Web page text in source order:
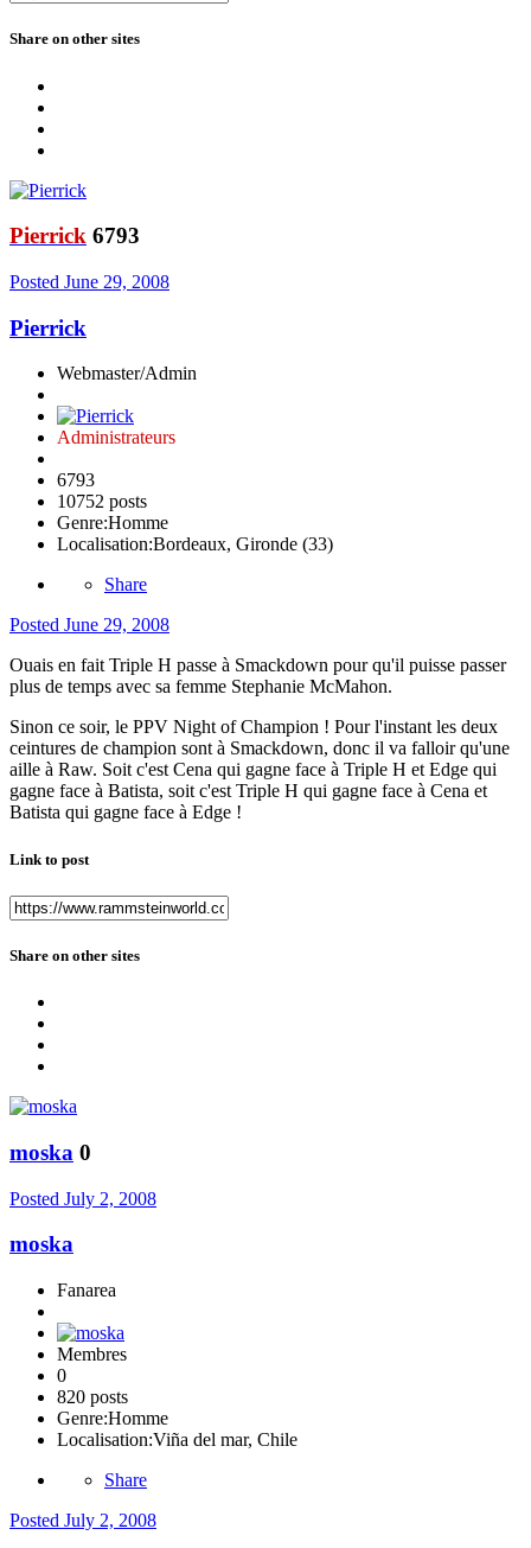
Share on other sites
Pierrick 6793
Posted June 29, 2008
Pierrick
Webmaster/Admin
Administrateurs
6793
10752 posts
Genre:Homme
Localisation:Bordeaux, Gironde (33)
Share
Posted June 29, 2008
Ouais en fait Triple H passe à Smackdown pour qu'il puisse passer
plus de temps avec sa femme Stephanie McMahon.
Sinon ce soir, le PPV Night of Champion ! Pour l'instant les deux
ceintures de champion sont à Smackdown, donc il va falloir qu'une
aille à Raw. Soit c'est Cena qui gagne face à Triple H et Edge qui
gagne face à Batista, soit c'est Triple H qui gagne face à Cena et
Batista qui gagne face à Edge !
Link to post
Share on other sites
moska 0
Posted July 2, 2008
moska
Fanarea
Membres
0
820 posts
Genre:Homme
Localisation:Viña del mar, Chile
Share
Posted July 2, 2008